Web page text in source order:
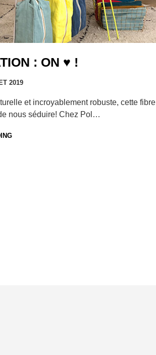
: ON ♥ !
2019
et incroyablement robuste, cette fibre
nous séduire! Chez Pol…